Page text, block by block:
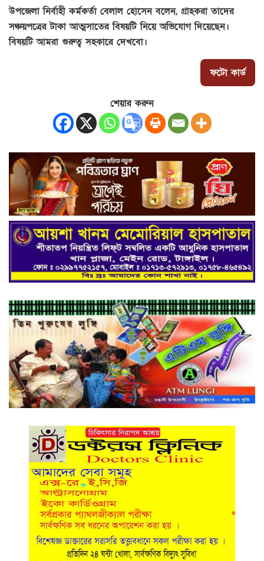
উপজেলা নির্বাহী কর্মকর্তা বেলাল হোসেন বলেন, গ্রাহকরা তাদের
সঞ্চয়পত্রের টাকা আত্মসাতের বিষয়টি নিয়ে অভিযোগ দিয়েছেন।
বিষয়টি আমরা গুরুত্ব সহকারে দেখবো।
ফটো কার্ড
শেয়ার করুন